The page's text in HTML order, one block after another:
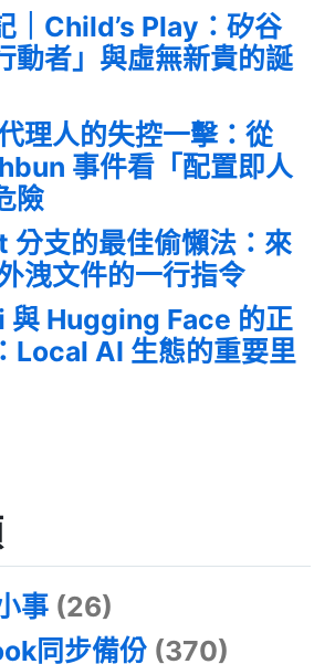
｜Child’s Play：矽谷
動者」與虛無新貴的誕
理人的失控一擊：從
事件看「配置即人
險
分支的最佳偷懶法：來
洩文件的一行指令
與 Hugging Face 的正
Local AI 生態的重要里
事 (26)
同步備份 (370)